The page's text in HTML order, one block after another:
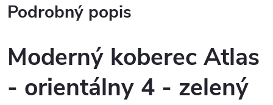
Podrobný popis
Moderný koberec Atlas
- orientálny 4 - zelený